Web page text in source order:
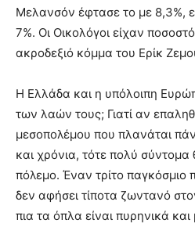
Μελανσόν έφτασε το με 8,3%,
7%. Οι Οικολόγοι είχαν
ακροδεξιό κόμμα του Ερίκ
Η Ελλάδα και η υπόλοιπη
των λαών τους; Γιατί αν
μεσοπολέμου που πλανάται
και χρόνια, τότε πολύ
πόλεμο. Έναν τρίτο
δεν αφήσει τίποτα ζωντανό
πια τα όπλα είναι πυρηνικά και